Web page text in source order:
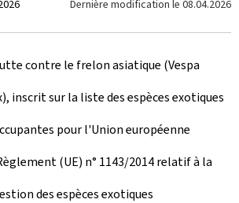
Dernière modification le 08.04.2026
contre le frelon asiatique (Vespa
inscrit sur la liste des espèces exotiques
pour l'Union européenne
(UE) n° 1143/2014 relatif à la
des espèces exotiques